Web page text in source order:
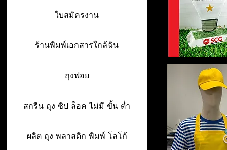
ใบสมัครงาน
ร้านพิมพ์เอกสารใกล้ฉัน
ถุงฟอย
สกรีน ถุง ซิป ล็อค ไม่มี ขั้น ต่ำ
ผลิต ถุง พลาสติก พิมพ์ โลโก้